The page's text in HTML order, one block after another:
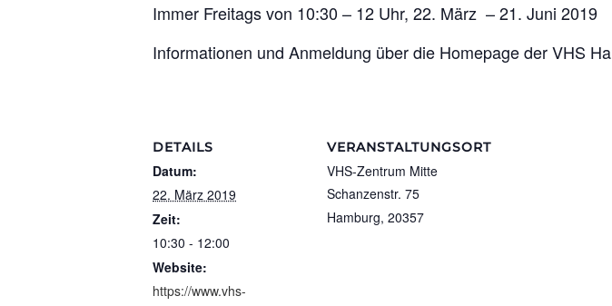
Immer Freitags von 10:30 – 12 Uhr, 22. März – 21. Juni 2019
Informationen und Anmeldung über die Homepage der VHS
DETAILS
Datum:
22. März 2019
Zeit:
10:30 - 12:00
Website:
https://www.vhs-
VERANSTALTUNGSORT
VHS-Zentrum Mitte
Schanzenstr. 75
Hamburg, 20357